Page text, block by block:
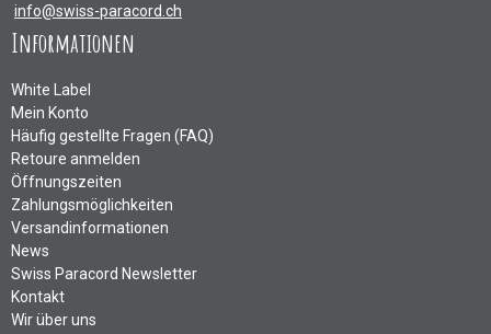
info@swiss-paracord.ch
Informationen
White Label
Mein Konto
Häufig gestellte Fragen (FAQ)
Retoure anmelden
Öffnungszeiten
Zahlungsmöglichkeiten
Versandinformationen
News
Swiss Paracord Newsletter
Kontakt
Wir über uns